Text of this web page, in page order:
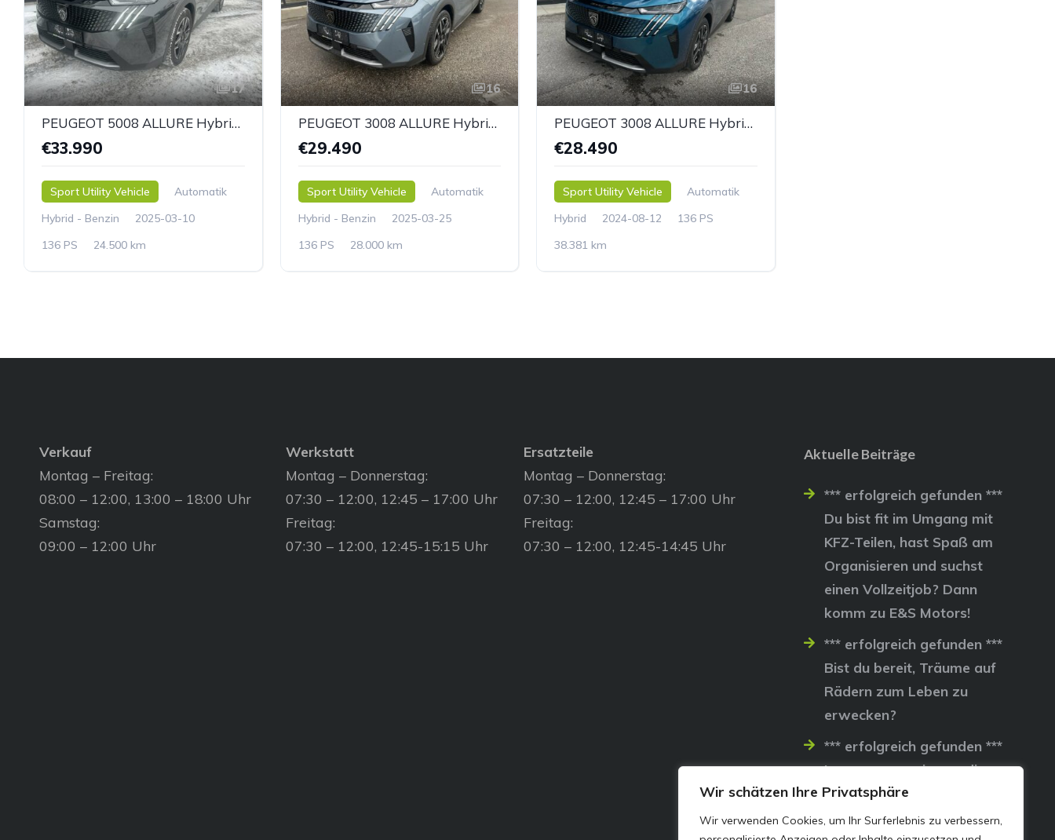
Wir schätzen Ihre Privatsphäre
Wir verwenden Cookies, um Ihr Surferlebnis zu verbessern,
17
PEUGEOT 5008 ALLURE Hybrid 145 e-DCS6
€33.990
Sport Utility Vehicle
Automatik
Hybrid - Benzin
2025-03-10
136 PS
24.500 km
16
PEUGEOT 3008 ALLURE Hybrid 136 e-DCS6
€29.490
Sport Utility Vehicle
Automatik
Hybrid - Benzin
2025-03-25
136 PS
28.000 km
16
PEUGEOT 3008 ALLURE Hybrid 136 e-DCS6
€28.490
Sport Utility Vehicle
Automatik
Hybrid
2024-08-12
136 PS
38.381 km
Verkauf
Montag – Freitag:
08:00 – 12:00, 13:00 – 18:00 Uhr
Samstag:
09:00 – 12:00 Uhr
Werkstatt
Montag – Donnerstag:
07:30 – 12:00, 12:45 – 17:00 Uhr
Freitag:
07:30 – 12:00, 12:45-15:15 Uhr
Ersatzteile
Montag – Donnerstag:
07:30 – 12:00, 12:45 – 17:00 Uhr
Freitag:
07:30 – 12:00, 12:45-14:45 Uhr
Aktuelle Beiträge
*** erfolgreich gefunden ***
Du bist fit im Umgang mit
KFZ-Teilen, hast Spaß am
Organisieren und suchst
einen Vollzeitjob? Dann
komm zu E&S Motors!
*** erfolgreich gefunden ***
Bist du bereit, Träume auf
Rädern zum Leben zu
erwecken?
*** erfolgreich gefunden ***
Lass uns gemeinsam die
Straßen erobern…